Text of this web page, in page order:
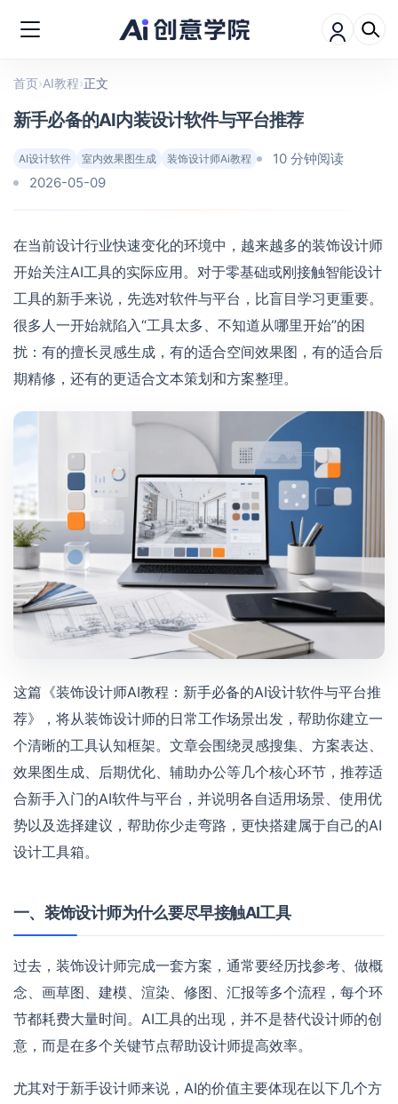
首页›AI教程›正文
新手必备的AI内装设计软件与平台推荐
AI设计软件 室内效果图生成 装饰设计师Ai教程
10 分钟阅读
2026-05-09
在当前设计行业快速变化的环境中，越来越多的装饰设计师
开始关注AI工具的实际应用。对于零基础或刚接触智能设计
工具的新手来说，先选对软件与平台，比盲目学习更重要。
很多人一开始就陷入“工具太多、不知道从哪里开始”的困
扰：有的擅长灵感生成，有的适合空间效果图，有的适合后
期精修，还有的更适合文本策划和方案整理。
这篇《装饰设计师AI教程：新手必备的AI设计软件与平台推
荐》，将从装饰设计师的日常工作场景出发，帮助你建立一
个清晰的工具认知框架。文章会围绕灵感搜集、方案表达、
效果图生成、后期优化、辅助办公等几个核心环节，推荐适
合新手入门的AI软件与平台，并说明各自适用场景、使用优
势以及选择建议，帮助你少走弯路，更快搭建属于自己的AI
设计工具箱。
一、装饰设计师为什么要尽早接触AI工具
过去，装饰设计师完成一套方案，通常要经历找参考、做概
念、画草图、建模、渲染、修图、汇报等多个流程，每个环
节都耗费大量时间。AI工具的出现，并不是替代设计师的创
意，而是在多个关键节点帮助设计师提高效率。
尤其对于新手设计师来说，AI的价值主要体现在以下几个方